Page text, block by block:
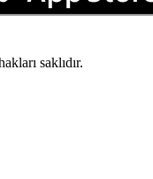
saklıdır.